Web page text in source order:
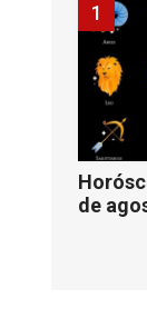
de
1